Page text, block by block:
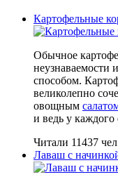
Картофельные
Обычное
неузнаваемости
способом.
великолепно
овощным
и ведь у каждого
Читали 11437
Лаваш с